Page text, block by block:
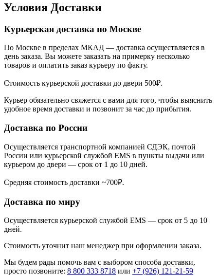
Условия Доставки
Курьерская доставка по Москве
По Москве в пределах МКАД — доставка осуществляется в
день заказа. Вы можете заказать на примерку несколько
товаров и оплатить заказ курьеру по факту.
Стоимость курьерской доставки до двери 500₽.
Курьер обязательно свяжется с вами для того, чтобы выяснить
удобное время доставки и позвонит за час до прибытия.
Доставка по России
Осуществляется транспортной компанией СДЭК, почтой
России или курьерской службой EMS в пункты выдачи или
курьером до двери — срок от 1 до 10 дней.
Средняя стоимость доставки ~700₽.
Доставка по миру
Осуществляется курьерской службой EMS — срок от 5 до 10
дней.
Стоимость уточнит наш менеджер при оформлении заказа.
Мы будем рады помочь вам с выбором способа доставки,
просто позвоните: 8 800 333 8718 или +7 (926) 121-21-59